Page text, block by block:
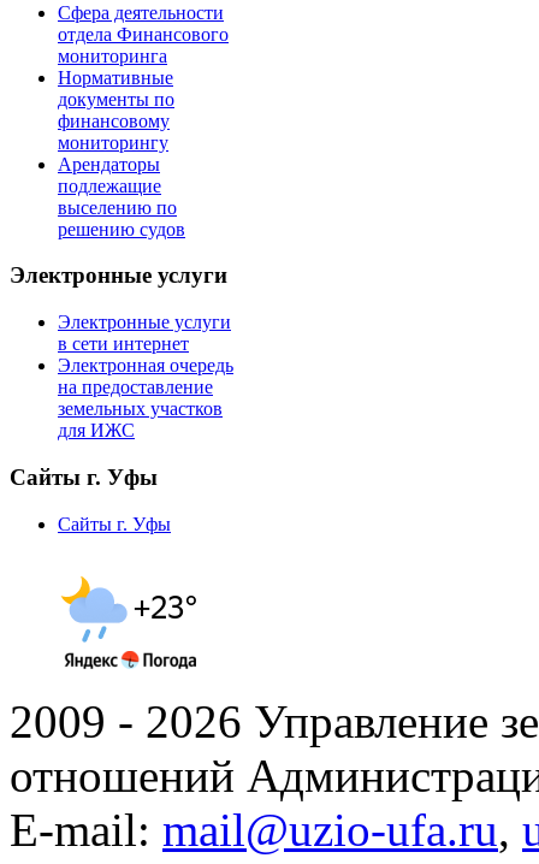
Сфера деятельности
отдела Финансового
мониторинга
Нормативные
документы по
финансовому
мониторингу
Арендаторы
подлежащие
выселению по
решению судов
Электронные услуги
Электронные услуги
в сети интернет
Электронная очередь
на предоставление
земельных участков
для ИЖС
Сайты г. Уфы
Сайты г. Уфы
2009 - 2026 Управление
отношений
E-mail: mail@uzio-ufa.ru,